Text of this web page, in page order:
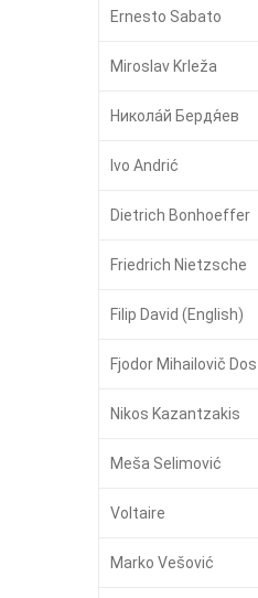
Ernesto Sabato
Miroslav Krleža
Никола́й Бердя́ев
Ivo Andrić
Dietrich Bonhoeffer
Friedrich Nietzsche
Filip David (English)
Fjodor Mihailovič
Nikos Kazantzakis
Meša Selimović
Voltaire
Marko Vešović